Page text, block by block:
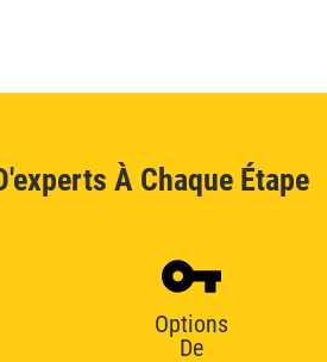
À Chaque Étape
Options
De